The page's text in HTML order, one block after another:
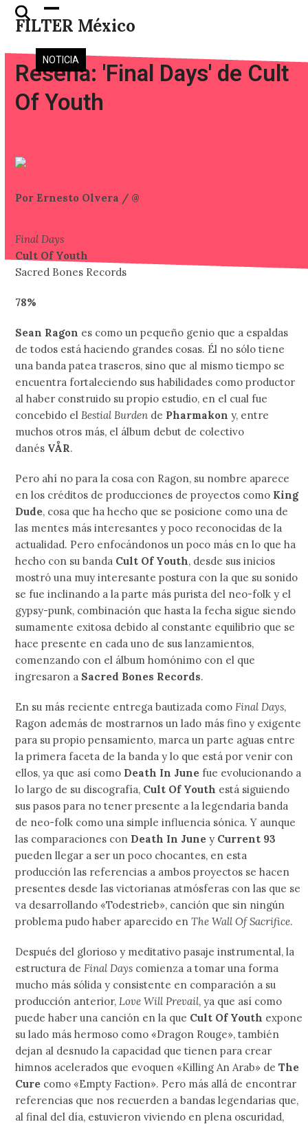
Skip
FILTER México
Open
mobile
menu
Close
mobile
menu
NOTICIA
Reseña: 'Final Days' de Cult
Of Youth
Por Ernesto Olvera / @
Final Days
Cult Of Youth
Sacred Bones Records
78%
Sean Ragon es como un pequeño genio que a espaldas
de todos está haciendo grandes cosas. Él no sólo tiene
una banda patea traseros, sino que al mismo tiempo se
encuentra fortaleciendo sus habilidades como productor
al haber construido su propio estudio, en el cual fue
concebido elBestial Burden de Pharmakon y, entre
muchos otros más, el álbum debut de colectivo
danés VÅR.
Pero ahí no para la cosa con Ragon, su nombre aparece
en los créditos de producciones de proyectos como King
Dude, cosa que ha hecho que se posicione como una de
las mentes más interesantes y poco reconocidas de la
actualidad. Pero enfocándonos un poco más en lo que ha
hecho con su banda Cult Of Youth, desde sus inicios
mostró una muy interesante postura con la que su sonido
se fue inclinando a la parte más purista del neo-folk y el
gypsy-punk, combinación que hasta la fecha sigue siendo
sumamente exitosa debido al constante equilibrio que se
hace presente en cada uno de sus lanzamientos,
comenzando con el álbum homónimo con el que
ingresaron a Sacred Bones Records.
En su más reciente entrega bautizada comoFinal Days,
Ragon además de mostrarnos un lado más fino y exigente
para su propio pensamiento, marca un parte aguas entre
la primera faceta de la banda y lo que está por venir con
ellos, ya que así como Death In June fue evolucionando a
lo largo de su discografía, Cult Of Youth está siguiendo
sus pasos para no tener presente a la legendaria banda
de neo-folk como una simple influencia sónica. Y aunque
las comparaciones con Death In June y Current 93
pueden llegar a ser un poco chocantes, en esta
producción las referencias a ambos proyectos se hacen
presentes desde las victorianas atmósferas con las que se
va desarrollando «Todestrieb», canción que sin ningún
problema pudo haber aparecido enThe Wall Of Sacrifice.
Después del glorioso y meditativo pasaje instrumental, la
estructura deFinal Days comienza a tomar una forma
mucho más sólida y consistente en comparación a su
producción anterior,Love Will Prevail, ya que así como
puede haber una canción en la que Cult Of Youth expone
su lado más hermoso como «Dragon Rouge», también
dejan al desnudo la capacidad que tienen para crear
himnos acelerados que evoquen «Killing An Arab» deThe
Cure como «Empty Faction». Pero más allá de encontrar
referencias que nos recuerden a bandas legendarias que,
al final del día, estuvieron viviendo en plena oscuridad,